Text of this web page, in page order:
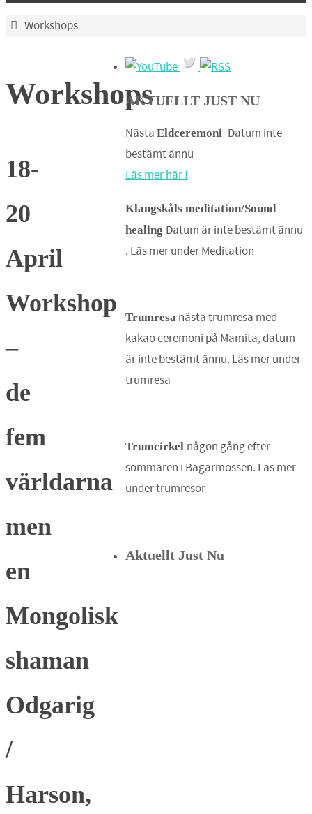
HomeWorkshops
Workshops
18-
20
April
Workshop
–
de
fem
världarna
men
en
Mongolisk
shaman
Odgarig
/
Harson,
AKTUELLT JUST NU
Nästa Eldceremoni Datum inte
bestämt ännu
Läs mer här !
Klangskåls meditation/Sound
healing Datum är inte bestämt ännu
. Läs mer under Meditation
Trumresa nästa trumresa med
kakao ceremoni på Mamita, datum
är inte bestämt ännu. Läs mer under
trumresa
Trumcirkel någon gång efter
sommaren i Bagarmossen. Läs mer
under trumresor
Aktuellt Just Nu